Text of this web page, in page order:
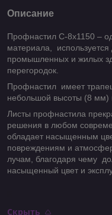
Описание
Профнастил C-8х1150 –
материала,
промышленных и жилых
перегородок.
Профнастил имеет
небольшой высоты (8 мм)
Листы профнастила
решения в любом
обладает насыщенным
повреждениям и
лучам, благодаря чему
насыщенный цвет и
Скрыть